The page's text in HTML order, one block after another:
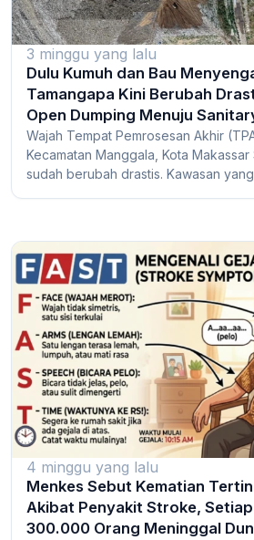
3 minggu yang lalu
Dulu Kumuh dan Bau
Tamangapa Kini Berubah
Open Dumping Menuju
Wajah Tempat Pemrosesan Akhir
Kecamatan Manggala, Kota Makassar
sudah berubah drastis. Kawasan
4 minggu yang lalu
Menkes Sebut Kematian
Akibat Penyakit Stroke,
300.000 Orang Meninggal